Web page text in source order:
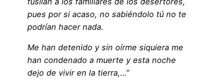
pues por si acaso, no sabiéndolo tú no te
podrían hacer nada.
Me han detenido y sin oírme siquiera me
han condenado a muerte y esta noche
dejo de vivir en la tierra,…”